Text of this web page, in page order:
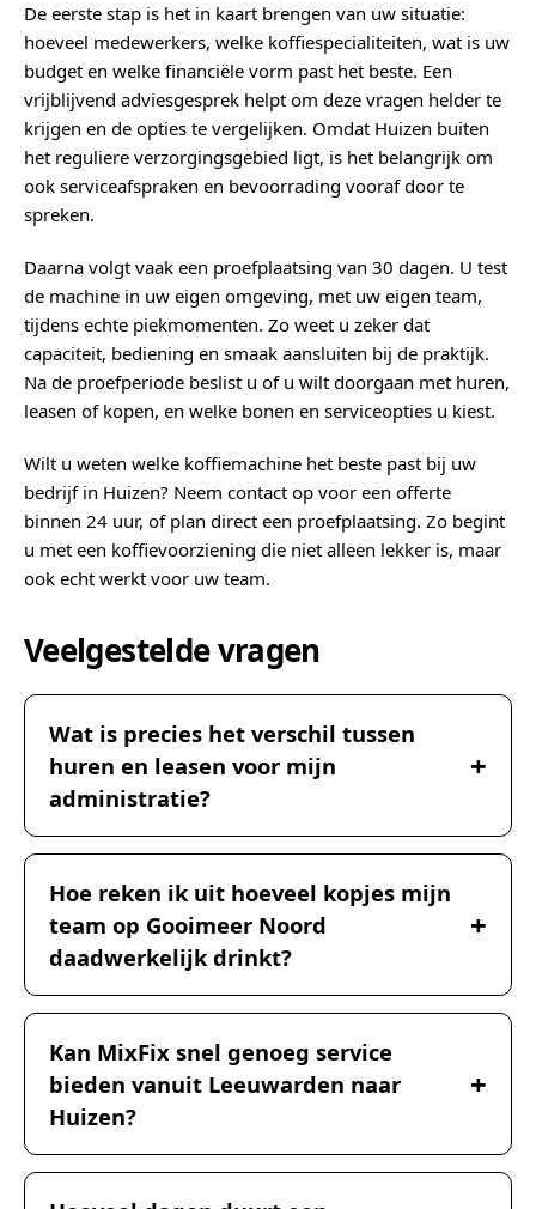
De eerste stap is het in kaart brengen van uw situatie:
hoeveel medewerkers, welke koffiespecialiteiten, wat is uw
budget en welke financiële vorm past het beste. Een
vrijblijvend adviesgesprek helpt om deze vragen helder te
krijgen en de opties te vergelijken. Omdat Huizen buiten
het reguliere verzorgingsgebied ligt, is het belangrijk om
ook serviceafspraken en bevoorrading vooraf door te
spreken.
Daarna volgt vaak een proefplaatsing van 30 dagen. U test
de machine in uw eigen omgeving, met uw eigen team,
tijdens echte piekmomenten. Zo weet u zeker dat
capaciteit, bediening en smaak aansluiten bij de praktijk.
Na de proefperiode beslist u of u wilt doorgaan met huren,
leasen of kopen, en welke bonen en serviceopties u kiest.
Wilt u weten welke koffiemachine het beste past bij uw
bedrijf in Huizen? Neem contact op voor een offerte
binnen 24 uur, of plan direct een proefplaatsing. Zo begint
u met een koffievoorziening die niet alleen lekker is, maar
ook echt werkt voor uw team.
Veelgestelde vragen
Wat is precies het verschil tussen
huren en leasen voor mijn
administratie?
Hoe reken ik uit hoeveel kopjes mijn
team op Gooimeer Noord
daadwerkelijk drinkt?
Kan MixFix snel genoeg service
bieden vanuit Leeuwarden naar
Huizen?